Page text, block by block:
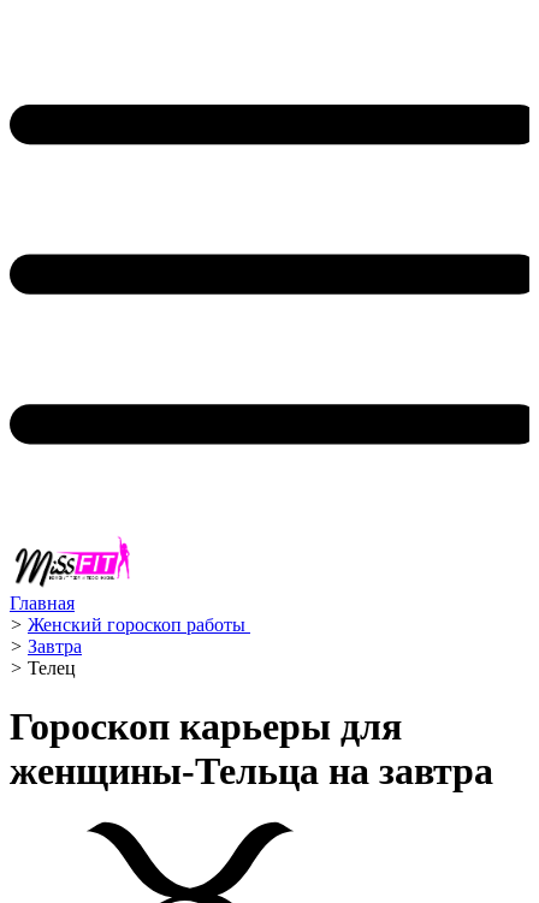
Главная
> Женский гороскоп работы ‍
> Завтра
> Телец ️
Гороскоп карьеры для
женщины-Тельца на завтра